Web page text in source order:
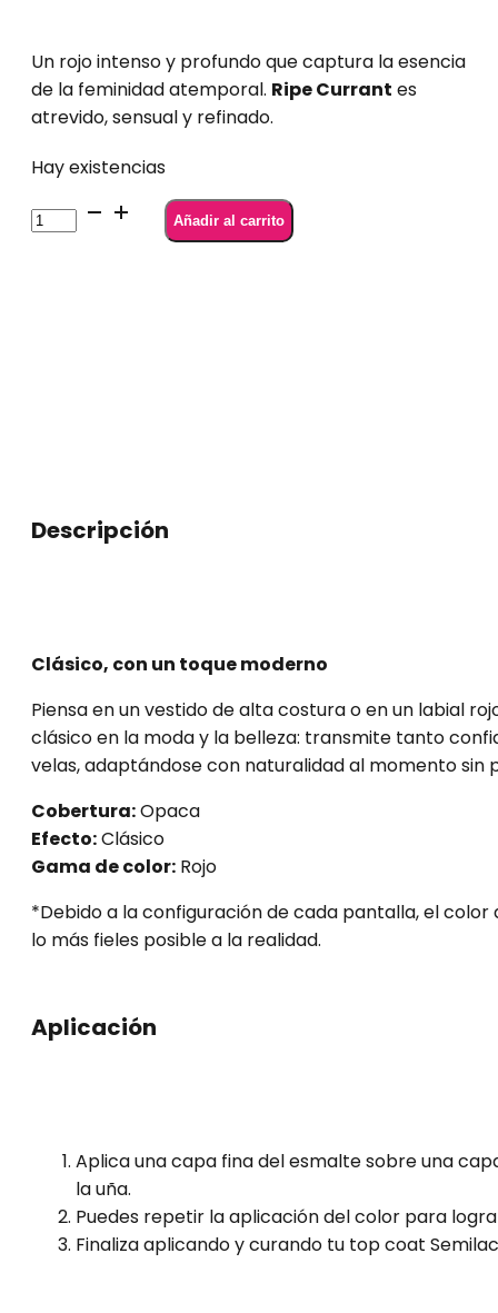
Un rojo intenso y profundo que captura la esencia
de la feminidad atemporal. Ripe Currant es
atrevido, sensual y refinado.
Hay existencias
SEMILAC
A714
Añadir al carrito
Descripción
Clásico, con un toque moderno
Piensa en un vestido de alta costura o en un labial
clásico en la moda y la belleza: transmite tanto
velas, adaptándose con naturalidad al momento sin
Cobertura:Opaca
Efecto:Clásico
Gama de color: Rojo
*Debido a la configuración de cada pantalla, el
lo más fieles posible a la realidad.
Aplicación
Aplica una capa fina del esmalte sobre una
la uña.
Puedes repetir la aplicación del color para
Finaliza aplicando y curando tu top coat